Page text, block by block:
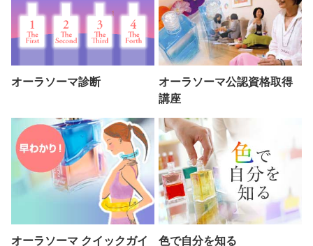
オーラソーマ診断
オーラソーマ公認資格取得
講座
オーラソーマ クイックガイ
色で自分を知る